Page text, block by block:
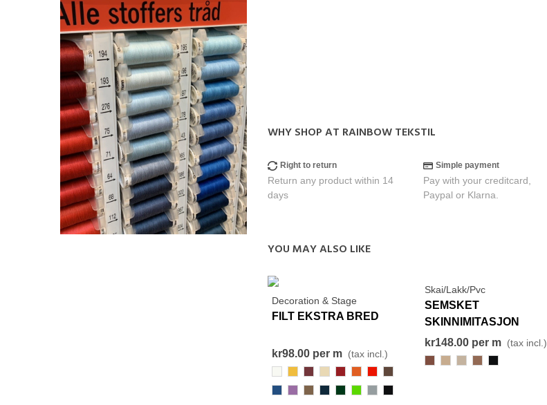
WHY SHOP AT RAINBOW TEKSTIL
Right to return
Return any product within 14
days
Simple payment
Pay with your creditcard,
Paypal or Klarna.
YOU MAY ALSO LIKE
View More
Decoration & Stage
FILT EKSTRA BRED
kr98.00 per m (tax incl.)
View More
Skai/Lakk/Pvc
SEMSKET
SKINNIMITASJON
SUEDE
kr148.00 per m (tax incl.)